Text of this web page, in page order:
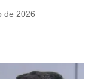
de 2026